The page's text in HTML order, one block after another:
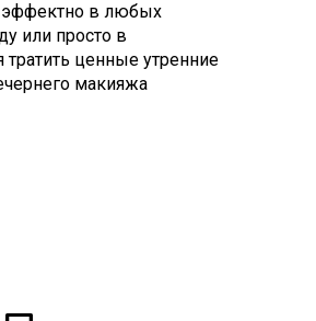
эффектно в любых
или просто в
ценные утренние
макияжа